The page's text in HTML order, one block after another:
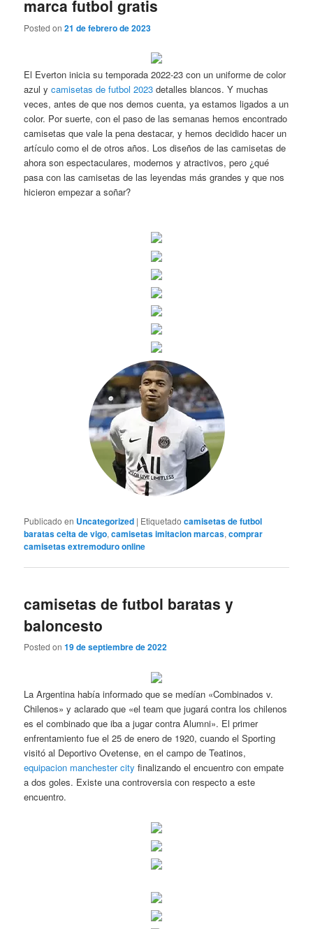
marca futbol gratis
Posted on21 de febrero de 2023
El Everton inicia su temporada 2022-23 con un uniforme de color
azul ycamisetas de futbol 2023 detalles blancos. Y muchas
veces, antes de que nos demos cuenta, ya estamos ligados a un
color. Por suerte, con el paso de las semanas hemos encontrado
camisetas que vale la pena destacar, y hemos decidido hacer un
artículo como el de otros años. Los diseños de las camisetas de
ahora son espectaculares, modernos y atractivos, pero ¿qué
pasa con las camisetas de las leyendas más grandes y que nos
hicieron empezar a soñar?
Publicado en Uncategorized | Etiquetado camisetas de futbol
baratas celta de vigo,camisetas imitacion marcas,comprar
camisetas extremoduro online
camisetas de futbol baratas y
baloncesto
Posted on19 de septiembre de 2022
La Argentina había informado que se medían «Combinados v.
Chilenos» y aclarado que «el team que jugará contra los chilenos
es el combinado que iba a jugar contra Alumni». El primer
enfrentamiento fue el 25 de enero de 1920, cuando el Sporting
visitó al Deportivo Ovetense, en el campo de Teatinos,
equipacion manchester city finalizando el encuentro con empate
a dos goles. Existe una controversia con respecto a este
encuentro.